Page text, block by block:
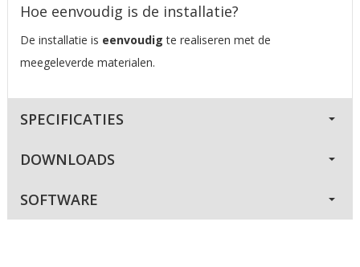
Hoe eenvoudig is de installatie?
De installatie is eenvoudig te realiseren met de
meegeleverde materialen.
SPECIFICATIES
DOWNLOADS
SOFTWARE